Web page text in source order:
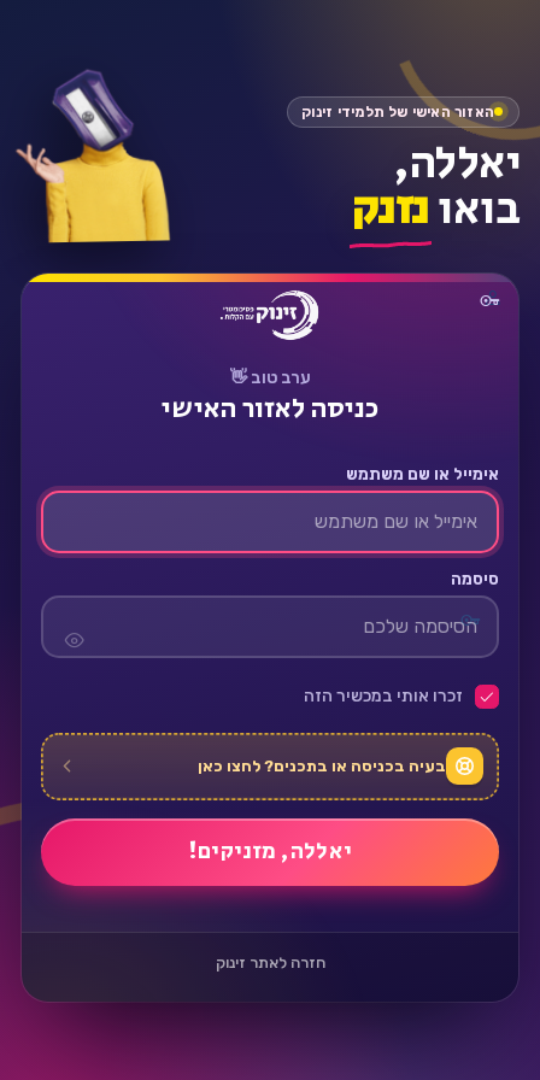
ערב טוב 👋
כניסה לאזור האישי
אימייל או שם משתמש
סיסמה
זכרו אותי במכשיר הזה
בעיה בכניסה או בתכנים? לחצו כאן
חזרה לאתר זינוק
האזור האישי של תלמידי זינוק
יאללה,
בואונזנק